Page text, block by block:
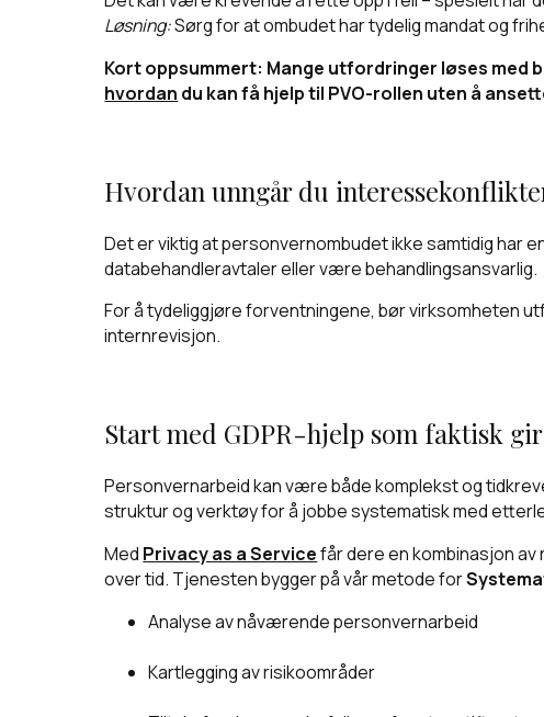
Løsning:Sørg for at ombudet har tydelig mandat og
Kort oppsummert: Mange utfordringer løses med
hvordan du kan få hjelp til PVO-rollen uten å
Hvordan unngår du
Det er viktig at personvernombudet ikke samtidig har
databehandleravtaler eller være behandlingsansvarlig.
For å tydeliggjøre forventningene, bør virksomheten
internrevisjon.
Start med GDPR-hjelp som faktisk
Personvernarbeid kan være både komplekst og
struktur og verktøy for å jobbe systematisk med
Med Privacy as a Servicefår dere en kombinasjon av
over tid. Tjenesten bygger på vår metode for
Analyse av nåværende personvernarbeid
Kartlegging av risikoområder